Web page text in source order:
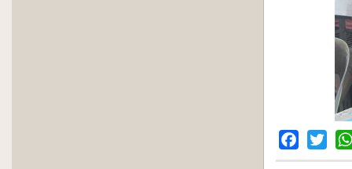
Facebook
Twitter